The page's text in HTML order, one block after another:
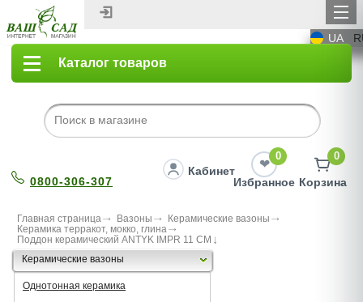
UA
Каталог товаров
0800-306-307
Кабинет
0
Избранное
0
Корзина
Главная страница Вазоны
Керамические вазоны
Керамика терракот, мокко, глина
Поддон керамический ANTYK IMPR 11 CM
Керамические вазоны
Однотонная керамика